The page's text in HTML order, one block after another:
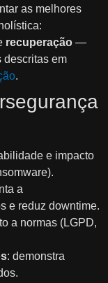
as melhores
recuperação —
descritas em
.
e impacto
a
e reduz downtime.
a normas (LGPD,
: demonstra